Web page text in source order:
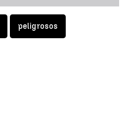
peligrosos